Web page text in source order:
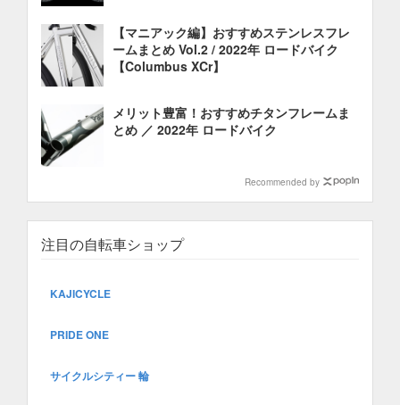
【マニアック編】おすすめステンレスフレ
ームまとめ Vol.2 / 2022年 ロードバイク
【Columbus XCr】
メリット豊富！おすすめチタンフレームま
とめ ／ 2022年 ロードバイク
Recommended by
注目の自転車ショップ
KAJICYCLE
PRIDE ONE
サイクルシティー 輪